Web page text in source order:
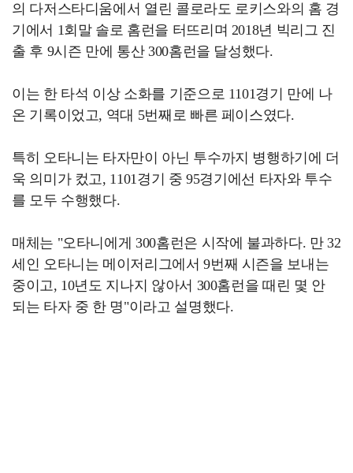
의 다저스타디움에서 열린 콜로라도 로키스와의 홈 경
기에서 1회말 솔로 홈런을 터뜨리며 2018년 빅리그 진
출 후 9시즌 만에 통산 300홈런을 달성했다.
이는 한 타석 이상 소화를 기준으로 1101경기 만에 나
온 기록이었고, 역대 5번째로 빠른 페이스였다.
특히 오타니는 타자만이 아닌 투수까지 병행하기에 더
욱 의미가 컸고, 1101경기 중 95경기에선 타자와 투수
를 모두 수행했다.
매체는 "오타니에게 300홈런은 시작에 불과하다. 만 32
세인 오타니는 메이저리그에서 9번째 시즌을 보내는
중이고, 10년도 지나지 않아서 300홈런을 때린 몇 안
되는 타자 중 한 명"이라고 설명했다.